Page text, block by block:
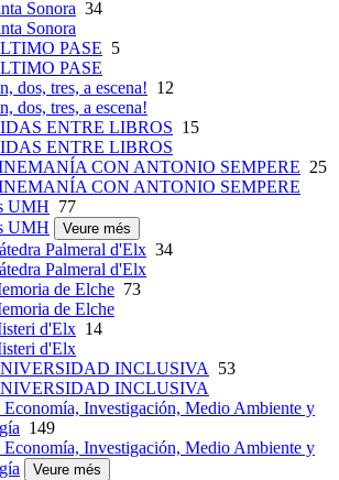
Sonora 34
Sonora
PASE 5
PASE
dos, tres, a escena! 12
dos, tres, a escena!
ENTRE LIBROS 15
ENTRE LIBROS
CON ANTONIO SEMPERE 25
CON ANTONIO SEMPERE
UMH 77
UMH
Veure més
Palmeral d'Elx 34
Palmeral d'Elx
de Elche 73
de Elche
d'Elx 14
d'Elx
INCLUSIVA 53
INCLUSIVA
Economía, Investigación, Medio Ambiente y
149
Economía, Investigación, Medio Ambiente y
Veure més